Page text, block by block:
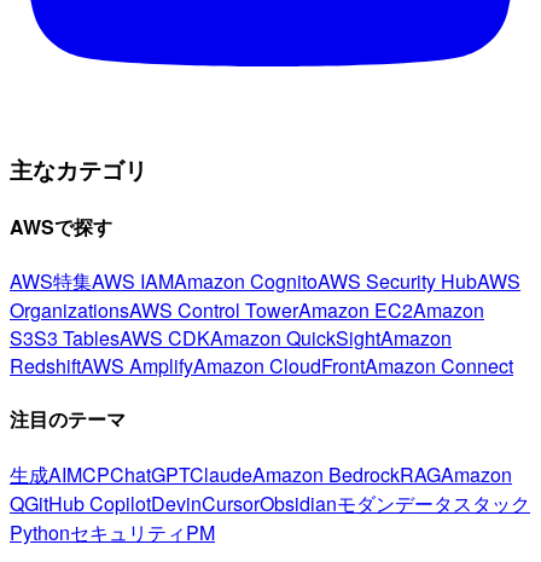
主なカテゴリ
AWSで探す
AWS特集AWS IAMAmazon CognitoAWS Security HubAWS
OrganizationsAWS Control TowerAmazon EC2Amazon
S3S3 TablesAWS CDKAmazon QuickSightAmazon
RedshiftAWS AmplifyAmazon CloudFrontAmazon Connect
注目のテーマ
生成AIMCPChatGPTClaudeAmazon BedrockRAGAmazon
QGitHub CopilotDevinCursorObsidianモダンデータスタック
PythonセキュリティPM